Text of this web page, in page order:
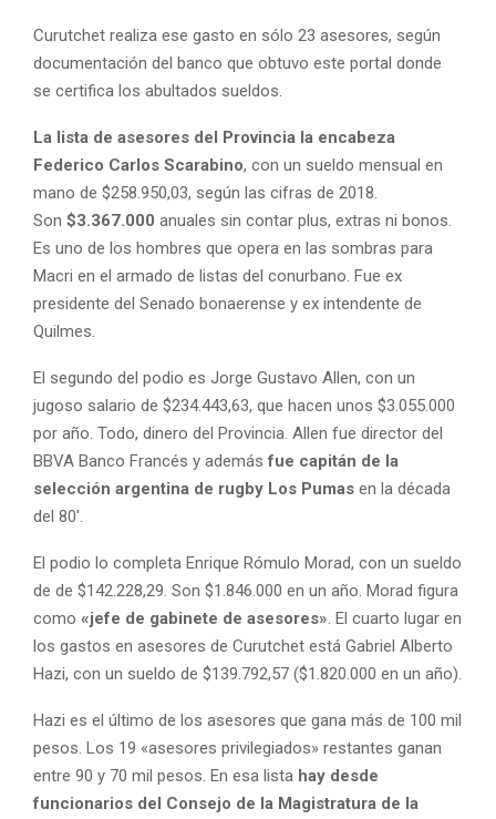
Curutchet realiza ese gasto en sólo 23 asesores, según
documentación del banco que obtuvo este portal donde
se certifica los abultados sueldos.
La lista de asesores del Provincia la encabeza
Federico Carlos Scarabino, con un sueldo mensual en
mano de $258.950,03, según las cifras de 2018.
Son $3.367.000 anuales sin contar plus, extras ni bonos.
Es uno de los hombres que opera en las sombras para
Macri en el armado de listas del conurbano. Fue ex
presidente del Senado bonaerense y ex intendente de
Quilmes.
El segundo del podio es Jorge Gustavo Allen, con un
jugoso salario de $234.443,63, que hacen unos $3.055.000
por año. Todo, dinero del Provincia. Allen fue director del
BBVA Banco Francés y ademásfue capitán de la
selección argentina de rugby Los Pumas en la década
del 80′.
El podio lo completa Enrique Rómulo Morad, con un sueldo
de de $142.228,29. Son $1.846.000 en un año. Morad figura
como «jefe de gabinete de asesores» . El cuarto lugar en
los gastos en asesores de Curutchet está Gabriel Alberto
Hazi, con un sueldo de $139.792,57 ($1.820.000 en un año).
Hazi es el último de los asesores que gana más de 100 mil
pesos. Los 19 «asesores privilegiados» restantes ganan
entre 90 y 70 mil pesos. En esa lista hay desde
funcionarios del Consejo de la Magistratura de la